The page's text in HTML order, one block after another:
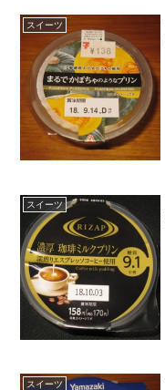
スイーツ
スイーツ
スイーツ